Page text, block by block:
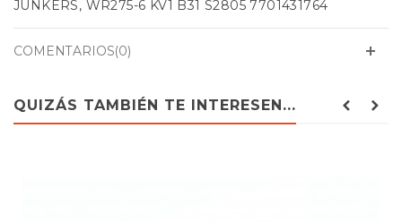
JUNKERS, WR275-6 KV1 B31 S2805 7701431764
COMENTARIOS(0)
QUIZÁS TAMBIÉN TE INTERESEN...